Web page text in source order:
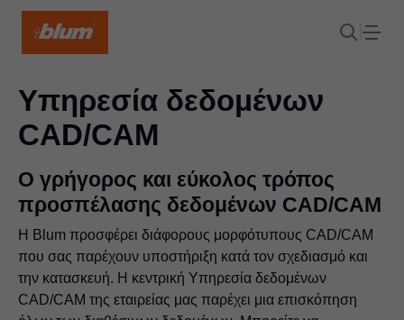
Υπηρεσία δεδομένων
CAD/CAM
Ο γρήγορος και εύκολος τρόπος
προσπέλασης δεδομένων CAD/CAM
Η Blum προσφέρει διάφορους μορφότυπους CAD/CAM
που σας παρέχουν υποστήριξη κατά τον σχεδιασμό και
την κατασκευή. Η κεντρική Υπηρεσία δεδομένων
CAD/CAM της εταιρείας μας παρέχει μια επισκόπηση